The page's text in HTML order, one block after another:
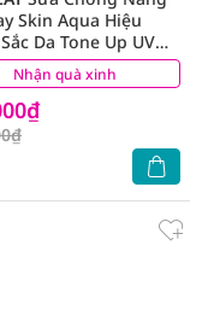
Nhận quà xinh
Skin Aqua Hiệu
Da Tone Up UV
SPF50+ PA++++
(0)